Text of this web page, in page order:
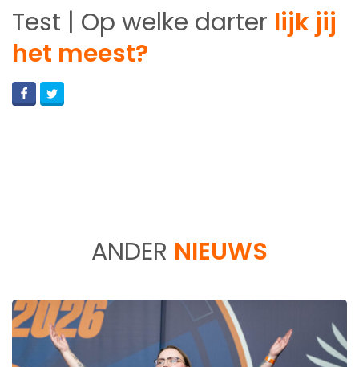
Test | Op welke darter lijk jij
het meest?
ANDER NIEUWS